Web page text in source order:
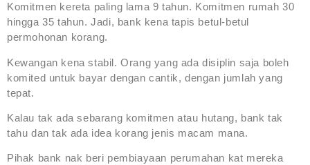
Komitmen kereta paling lama 9 tahun. Komitmen rumah 30
hingga 35 tahun. Jadi, bank kena tapis betul-betul
permohonan korang.
Kewangan kena stabil. Orang yang ada disiplin saja boleh
komited untuk bayar dengan cantik, dengan jumlah yang
tepat.
Kalau tak ada sebarang komitmen atau hutang, bank tak
tahu dan tak ada idea korang jenis macam mana.
Pihak bank nak beri pembiayaan perumahan kat mereka